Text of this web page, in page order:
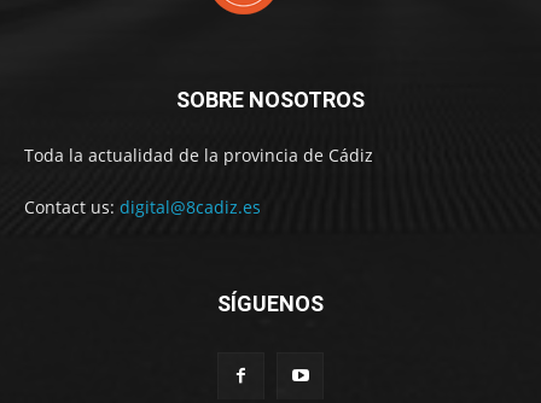
SOBRE NOSOTROS
Toda la actualidad de la provincia de Cádiz
Contact us: digital@8cadiz.es
SÍGUENOS